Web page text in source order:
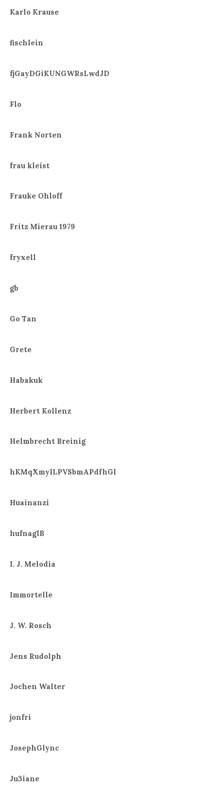
Karlo Krause
fischlein
fjGayDGiKUNGWRsLwdJD
Flo
Frank Norten
frau kleist
Frauke Ohloff
Fritz Mierau 1979
fryxell
gb
Go Tan
Grete
Habakuk
Herbert Kollenz
Helmbrecht Breinig
hKMqXmyILPVSbmAPdfhGl
Huainanzi
hufnaglB
I. J. Melodia
Immortelle
J. W. Rosch
Jens Rudolph
Jochen Walter
jonfri
JosephGlync
Ju3iane